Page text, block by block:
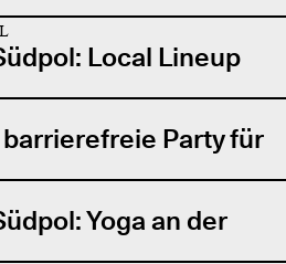
Local Lineup
barrierefreie Party für
Yoga an der